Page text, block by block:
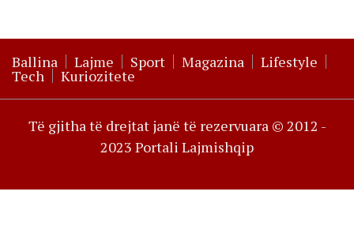
Ballina Lajme Sport Magazina Lifestyle
Tech Kuriozitete
Të gjitha të drejtat janë të rezervuara © 2012 -
2023 Portali Lajmishqip